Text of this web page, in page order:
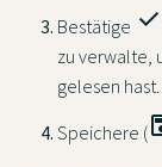
Bestätige check
zu verwalte,
gelesen hast.
Speichere (